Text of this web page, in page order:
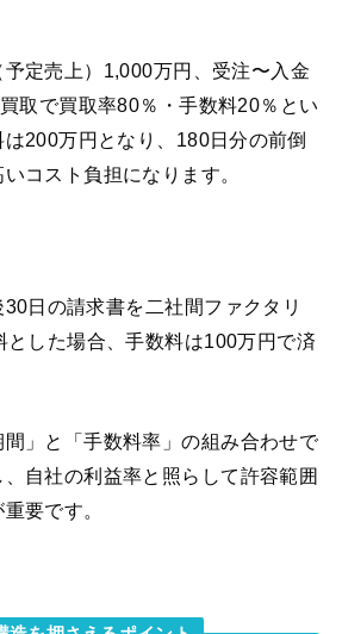
定売上）1,000万円、受注〜入金
取で買取率80％・手数料20％とい
は200万円となり、180日分の前倒
コスト負担になります。
日の請求書を二社間ファクタリ
とした場合、手数料は100万円で済
」と「手数料率」の組み合わせで
自社の利益率と照らして許容範囲
要です。